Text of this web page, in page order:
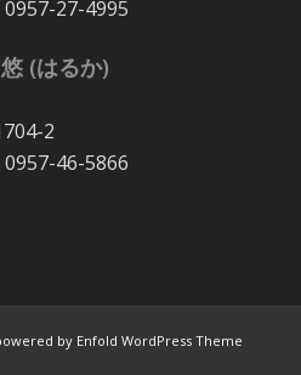
0957-27-4995
(はるか)
2
0957-46-5866
by Enfold WordPress Theme